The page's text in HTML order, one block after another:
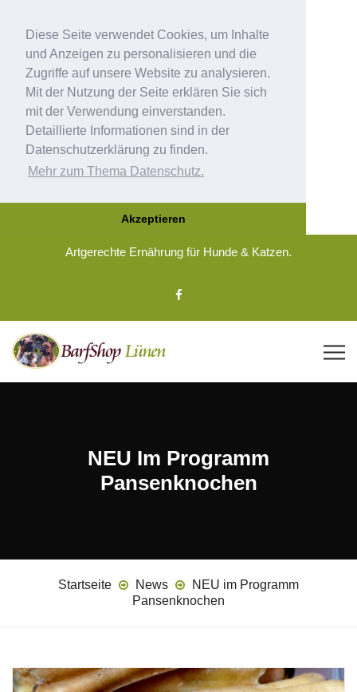
Diese Seite verwendet Cookies, um Inhalte
und Anzeigen zu personalisieren und die
Zugriffe auf unsere Website zu analysieren.
Mit der Nutzung der Seite erklären Sie sich
mit der Verwendung einverstanden.
Detaillierte Informationen sind in der
Datenschutzerklärung zu finden.
Mehr zum Thema Datenschutz.
Akzeptieren
Artgerechte Ernährung für Hunde & Katzen.
NEU Im Programm
Pansenknochen
Startseite News
NEU im Programm
Pansenknochen